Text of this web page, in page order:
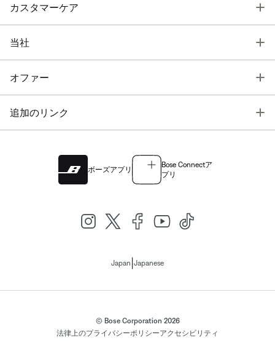
カスタマーケア
当社
オファー
追加のリンク
ボーズアプリ
Bose Connectア
プリ
Japan Japanese
© Bose Corporation 2026
法律上のプライバシーポリシーアクセシビリティ